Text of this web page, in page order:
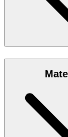
Das Model trägt
einem
Zum Anzug Guide